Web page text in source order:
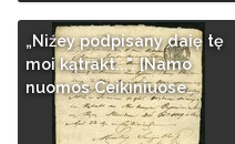
„Niźey podpisany daię tę
moi kątrakt...". [Namo
nuomos Ceikiniuose…